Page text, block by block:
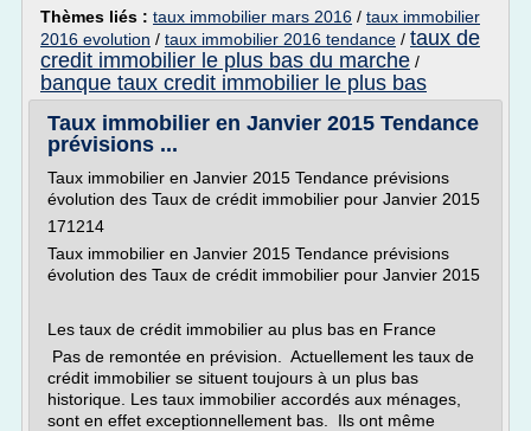
Thèmes liés : taux immobilier mars 2016 / taux immobilier
2016 evolution / taux immobilier 2016 tendance / taux de
credit immobilier le plus bas du marche /
banque taux credit immobilier le plus bas
Taux immobilier en Janvier 2015 Tendance
prévisions ...
Taux immobilier en Janvier 2015 Tendance prévisions
évolution des Taux de crédit immobilier pour Janvier 2015
171214
Taux immobilier en Janvier 2015 Tendance prévisions
évolution des Taux de crédit immobilier pour Janvier 2015
Les taux de crédit immobilier au plus bas en France
Pas de remontée en prévision. Actuellement les taux de
crédit immobilier se situent toujours à un plus bas
historique. Les taux immobilier accordés aux ménages,
sont en effet exceptionnellement bas. Ils ont même